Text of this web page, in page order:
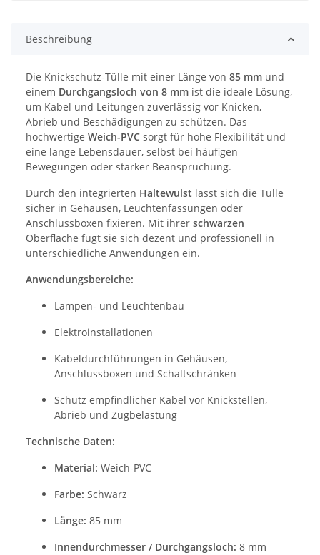
Beschreibung
Die Knickschutz-Tülle mit einer Länge von 85 mm und
einem Durchgangsloch von 8 mm ist die ideale Lösung,
um Kabel und Leitungen zuverlässig vor Knicken,
Abrieb und Beschädigungen zu schützen. Das
hochwertige Weich-PVC sorgt für hohe Flexibilität und
eine lange Lebensdauer, selbst bei häufigen
Bewegungen oder starker Beanspruchung.
Durch den integrierten Haltewulst lässt sich die Tülle
sicher in Gehäusen, Leuchtenfassungen oder
Anschlussboxen fixieren. Mit ihrer schwarzen
Oberfläche fügt sie sich dezent und professionell in
unterschiedliche Anwendungen ein.
Anwendungsbereiche:
Lampen- und Leuchtenbau
Elektroinstallationen
Kabeldurchführungen in Gehäusen,
Anschlussboxen und Schaltschränken
Schutz empfindlicher Kabel vor Knickstellen,
Abrieb und Zugbelastung
Technische Daten:
Material: Weich-PVC
Farbe: Schwarz
Länge: 85 mm
Innendurchmesser / Durchgangsloch: 8 mm